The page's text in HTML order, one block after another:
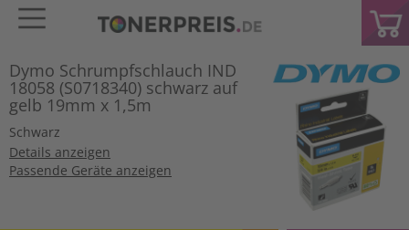
Dymo Schrumpfschlauch IND
18058 (S0718340) schwarz auf
gelb 19mm x 1,5m
Schwarz
Details anzeigen
Passende Geräte anzeigen